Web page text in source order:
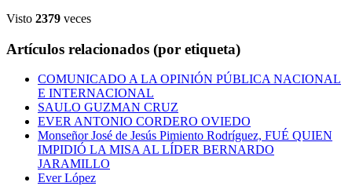
Visto 2379 veces
Artículos relacionados (por etiqueta)
COMUNICADO A LA OPINIÓN PÚBLICA NACIONAL
E INTERNACIONAL
SAULO GUZMAN CRUZ
EVER ANTONIO CORDERO OVIEDO
Monseñor José de Jesús Pimiento Rodríguez, FUÉ QUIEN
IMPIDIÓ LA MISA AL LÍDER BERNARDO
JARAMILLO
Ever López